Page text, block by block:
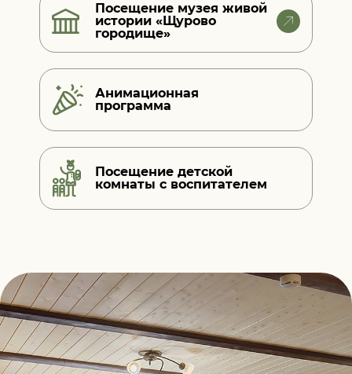
Посещение музея живой
истории «Щурово
городище»
Анимационная
программа
Посещение детской
комнаты с воспитателем